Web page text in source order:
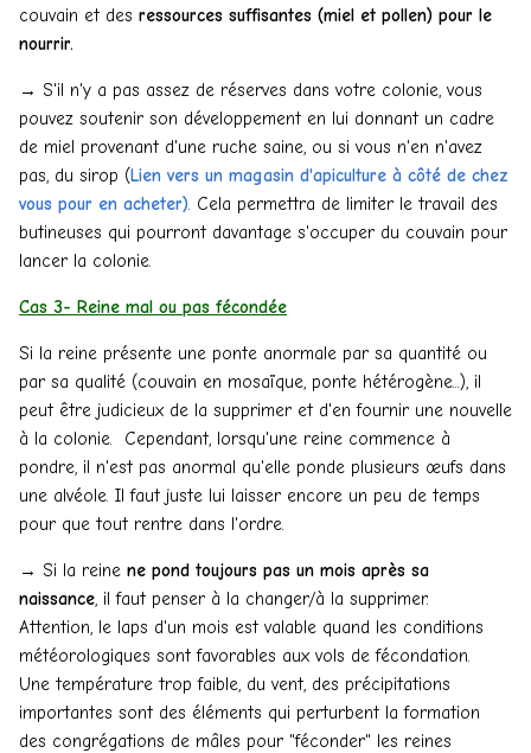
couvain et des ressources suffisantes (miel et pollen) pour le
nourrir.
→ S'il n'y a pas assez de réserves dans votre colonie, vous
pouvez soutenir son développement en lui donnant un cadre
de miel provenant d'une ruche saine, ou si vous n'en n'avez
pas, du sirop (Lien vers un magasin d'apiculture à côté de chez
vous pour en acheter) . Cela permettra de limiter le travail des
butineuses qui pourront davantage s'occuper du couvain pour
lancer la colonie.
Cas 3- Reine mal ou pas fécondée
Si la reine présente une ponte anormale par sa quantité ou
par sa qualité (couvain en mosaïque, ponte hétérogène...), il
peut être judicieux de la supprimer et d'en fournir une nouvelle
à la colonie. Cependant, lorsqu'une reine commence à
pondre, il n'est pas anormal qu'elle ponde plusieurs œufs dans
une alvéole. Il faut juste lui laisser encore un peu de temps
pour que tout rentre dans l'ordre.
→ Si la reine ne pond toujours pas un mois après sa
naissance , il faut penser à la changer/à la supprimer.
Attention, le laps d'un mois est valable quand les conditions
météorologiques sont favorables aux vols de fécondation.
Une température trop faible, du vent, des précipitations
importantes sont des éléments qui perturbent la formation
des congrégations de mâles pour "féconder" les reines